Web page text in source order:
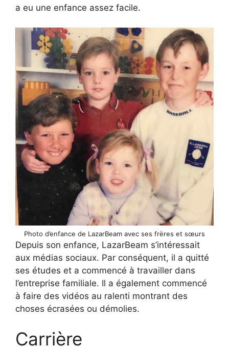
a eu une enfance assez facile.
Photo d’enfance de LazarBeam avec ses frères et sœurs
Depuis son enfance, LazarBeam s’intéressait
aux médias sociaux. Par conséquent, il a quitté
ses études et a commencé à travailler dans
l’entreprise familiale. Il a également commencé
à faire des vidéos au ralenti montrant des
choses écrasées ou démolies.
Carrière